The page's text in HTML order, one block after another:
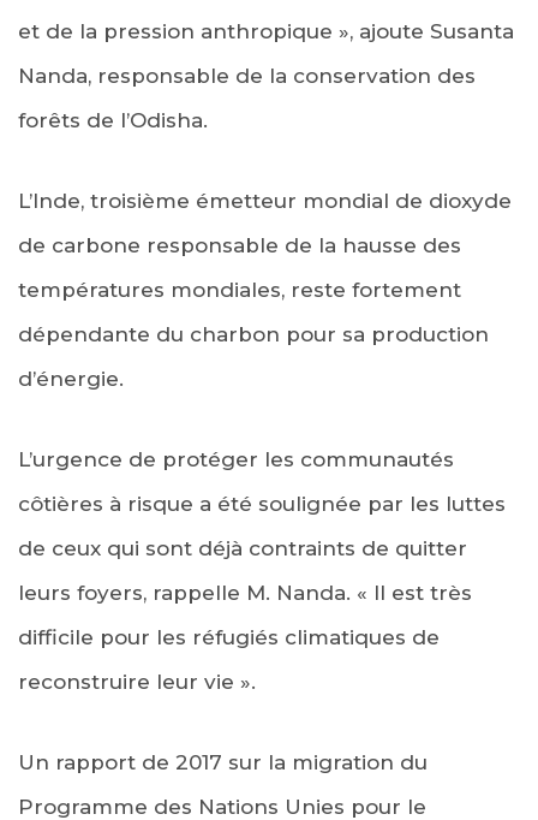
et de la pression anthropique », ajoute Susanta
Nanda, responsable de la conservation des
forêts de l’Odisha.
L’Inde, troisième émetteur mondial de dioxyde
de carbone responsable de la hausse des
températures mondiales, reste fortement
dépendante du charbon pour sa production
d’énergie.
L’urgence de protéger les communautés
côtières à risque a été soulignée par les luttes
de ceux qui sont déjà contraints de quitter
leurs foyers, rappelle M. Nanda. « Il est très
difficile pour les réfugiés climatiques de
reconstruire leur vie ».
Un rapport de 2017 sur la migration du
Programme des Nations Unies pour le